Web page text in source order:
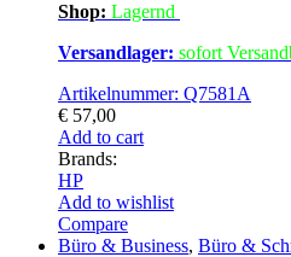
Shop: Lagernd
Versandlager: sofort
Artikelnummer: Q7581A
€ 57,00
Add to cart
Brands:
HP
Add to wishlist
Compare
Büro & Business, Büro &